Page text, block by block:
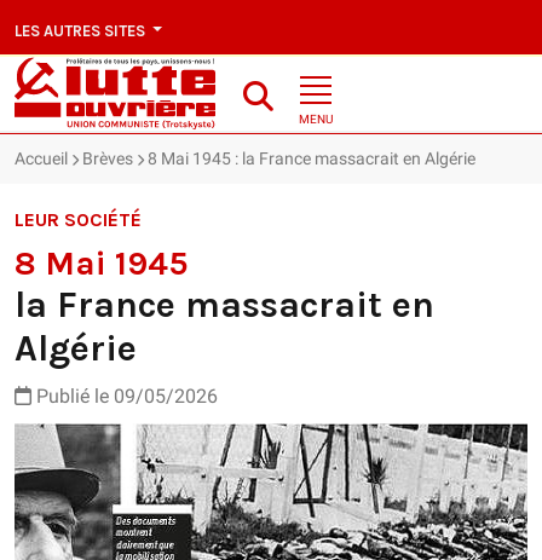
LES AUTRES SITES
MENU
Accueil Brèves 8 Mai 1945 : la France massacrait en Algérie
LEUR SOCIÉTÉ
8 Mai 1945
la France massacrait en
Algérie
Publié le 09/05/2026